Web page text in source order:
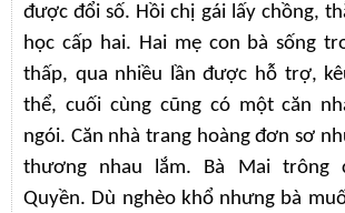
được đổi số. Hồi chị gái lấy chồng,
học cấp hai. Hai mẹ con bà sống
thấp, qua nhiều lần được hỗ trợ,
thể, cuối cùng cũng có một căn
ngói. Căn nhà trang hoàng đơn sơ
thương nhau lắm. Bà Mai trông
Quyền. Dù nghèo khổ nhưng bà